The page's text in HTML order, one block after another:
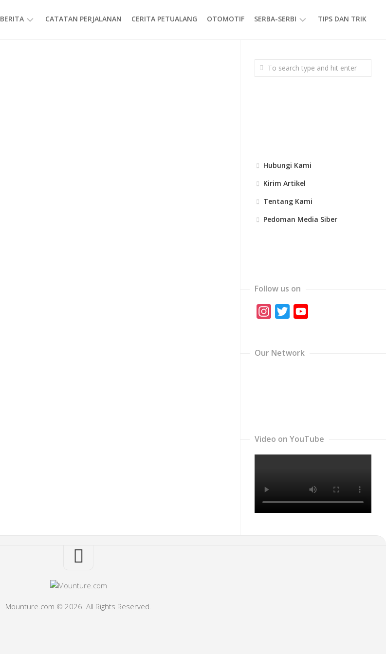
BERITA CATATAN PERJALANAN CERITA PETUALANG OTOMOTIF SERBA-SERBI
GAYA
HIDUP
TIPS DAN TRIK
Hubungi Kami
Kirim Artikel
Tentang Kami
Pedoman Media Siber
Follow us on
Instagram
Twitter
Our Network
Video on YouTube
Mounture.com © 2026. All Rights Reserved.